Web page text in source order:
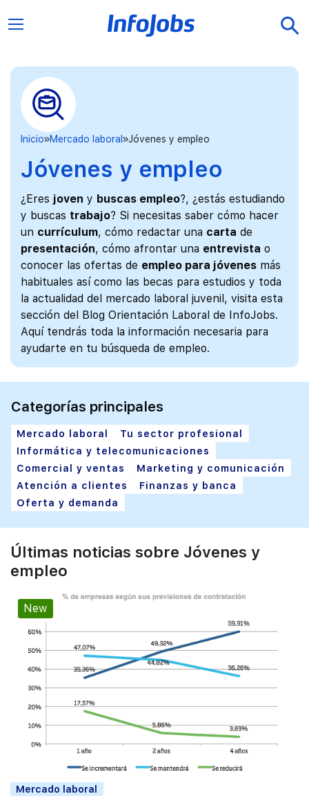
Inicio Mercado laboral Jóvenes y empleo
Jóvenes y empleo
¿Eres joven y buscas empleo?, ¿estás estudiando
y buscas trabajo? Si necesitas saber cómo hacer
un currículum, cómo redactar una carta de
presentación, cómo afrontar una entrevista o
conocer las ofertas de empleo para jóvenes más
habituales así como las becas para estudios y toda
la actualidad del mercado laboral juvenil, visita esta
sección del Blog Orientación Laboral de InfoJobs.
Aquí tendrás toda la información necesaria para
ayudarte en tu búsqueda de empleo.
Categorías principales
Mercado laboral
Tu sector profesional
Informática y telecomunicaciones
Comercial y ventas
Marketing y comunicación
Atención a clientes
Finanzas y banca
Oferta y demanda
Últimas noticias sobre Jóvenes y
empleo
New
Mercado laboral